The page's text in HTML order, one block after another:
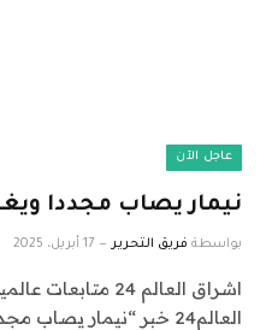
عاجل الآن
نيمار يصاب مجددا
بواسطة فريق التحرير 17 أبريل، 2025
اشراق العالم 24
العالم24 خبر “نيمار